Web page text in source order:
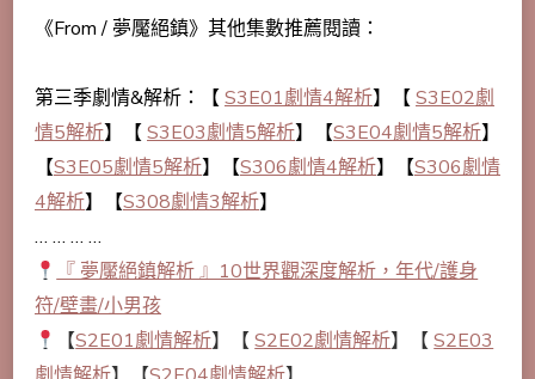
《From / 夢魘絕鎮》其他集數推薦閱讀：
第三季劇情&解析：【S3E01劇情4解析】【S3E02劇
情5解析】【S3E03劇情5解析】【S3E04劇情5解析】
【S3E05劇情5解析】【S306劇情4解析】【S306劇情
4解析】【S308劇情3解析】
… … … …
『 夢魘絕鎮解析 』10世界觀深度解析，年代/護身
符/壁畫/小男孩
【S2E01劇情解析】【S2E02劇情解析】【S2E03